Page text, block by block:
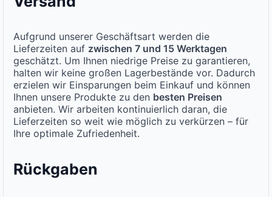
Aufgrund unserer Geschäftsart werden die
Lieferzeiten auf zwischen 7 und 15 Werktagen
geschätzt. Um Ihnen niedrige Preise zu garantieren,
halten wir keine großen Lagerbestände vor. Dadurch
erzielen wir Einsparungen beim Einkauf und können
Ihnen unsere Produkte zu den besten Preisen
anbieten. Wir arbeiten kontinuierlich daran, die
Lieferzeiten so weit wie möglich zu verkürzen – für
Ihre optimale Zufriedenheit.
Rückgaben